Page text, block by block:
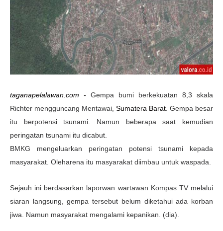
taganapelalawan.com - Gempa bumi berkekuatan 8,3 skala
Richter mengguncang Mentawai, Sumatera Barat . Gempa besar
itu berpotensi tsunami. Namun beberapa saat kemudian
peringatan tsunami itu dicabut.
BMKG mengeluarkan peringatan potensi tsunami kepada
masyarakat. Oleharena itu masyarakat diimbau untuk waspada.
Sejauh ini berdasarkan laporwan wartawan Kompas TV melalui
siaran langsung, gempa tersebut belum diketahui ada korban
jiwa. Namun masyarakat mengalami kepanikan. (dia).